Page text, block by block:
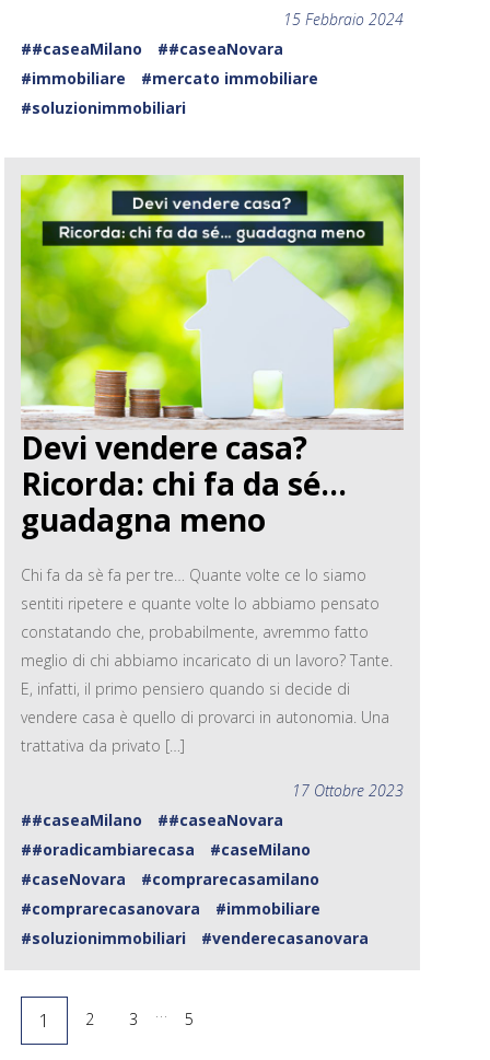
15 Febbraio 2024
##caseaMilano
##caseaNovara
#immobiliare
#mercato immobiliare
#soluzionimmobiliari
Devi vendere casa?
Ricorda: chi fa da sé…
guadagna meno
Chi fa da sè fa per tre… Quante volte ce lo siamo
sentiti ripetere e quante volte lo abbiamo pensato
constatando che, probabilmente, avremmo fatto
meglio di chi abbiamo incaricato di un lavoro? Tante.
E, infatti, il primo pensiero quando si decide di
vendere casa è quello di provarci in autonomia. Una
trattativa da privato […]
17 Ottobre 2023
##caseaMilano
##caseaNovara
##oradicambiarecasa
#caseMilano
#caseNovara
#comprarecasamilano
#comprarecasanovara
#immobiliare
#soluzionimmobiliari
#venderecasanovara
1 2 3 … 5